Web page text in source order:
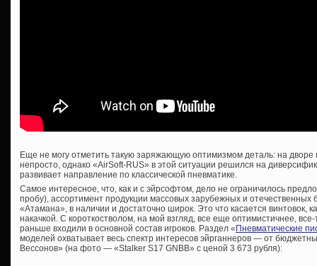
Еще не могу отметить такую заряжающую оптимизмом деталь: на дворе
непросто, однако «AirSoft-RUS» в этой ситуации решился на
развивает направление по классической пневматике.
Самое интересное, что, как и с эйрсофтом, дело не ограничилось
пробу), ассортимент продукции массовых зарубежных и
«Атамана», в наличии и достаточно широк. Это что касается винтовок,
накачкой. С короткостволом, на мой взгляд, все еще оптимистичнее,
раньше входили в основной состав игроков. Раздел «Пневматические
моделей охватывает весь спектр интересов эйрганнеров — от
Вессонов» (на фото — «Stalker S17 GNBB» с ценой 3 673 рубля):